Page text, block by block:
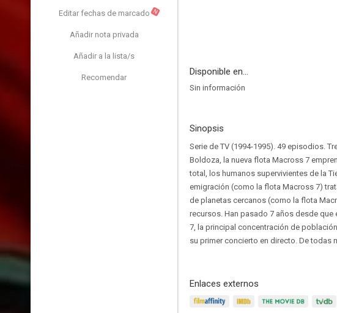
Editar fechas de marcado N
Añadir nota privada
Añadir a la lista/s
Recomendar
Disponible en...
Sin información
Sinopsis
Serie de TV (1994-1995). 49 episodios.
Boldoza, la nueva flota Macross 7
total, los humanos supervivientes de la
emigración (como la flota Macross 7)
de planetas cercanos (como la flota
recursos. Han pasado 7 años desde que
7, la principal concentración de
su primer concierto en directo. De todas
Enlaces externos